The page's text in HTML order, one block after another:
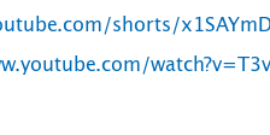
shorts/